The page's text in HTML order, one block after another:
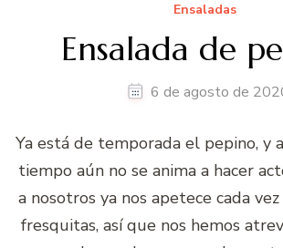
Ensaladas
Ensalada de
6 de agosto de
Ya está de temporada el pepino, y
tiempo aún no se anima a hacer
a nosotros ya nos apetece cada
fresquitas, así que nos hemos